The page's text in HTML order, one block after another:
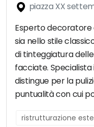
piazza XX
Esperto decoratore
sia nello stile
di tinteggiatura
facciate.
distingue per la
puntualità con cui
ristrutturazione